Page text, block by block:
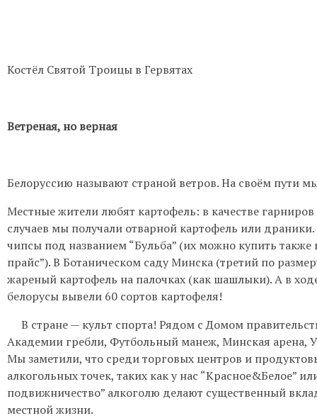
Костёл Святой Троицы в Гервятах
Ветреная, но верная
Белоруссию называют страной ветров. На своём пути
Местные жители любят картофель: в качестве
случаев мы получали отварной картофель или
чипсы под названием “Бульба” (их можно купить также
прайс”). В Ботаническом саду Минска (третий по
жареный картофель на палочках (как шашлыки). А в
белорусы вывели 60 сортов картофеля!
В стране — культ спорта! Рядом с Домом
Академии гребли, Футбольный манеж, Минская арена,
Мы заметили, что среди торговых центров и
алкогольных точек, таких как у нас “Красное&Белое”
подвижничество” алкоголю делают существенный
местной жизни.